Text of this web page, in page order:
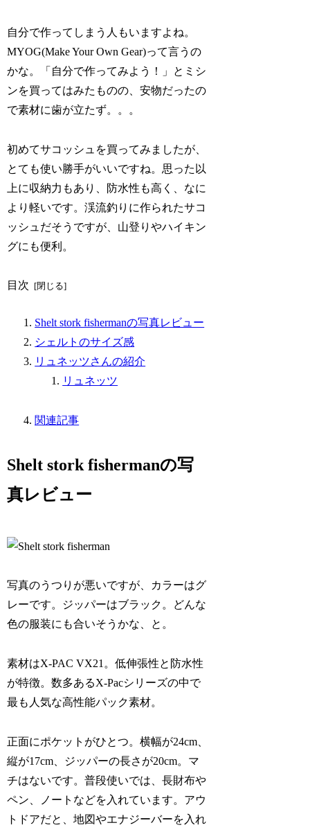
自分で作ってしまう人もいますよね。
MYOG(Make Your Own Gear)って言うの
かな。「自分で作ってみよう！」とミシ
ンを買ってはみたものの、安物だったの
で素材に歯が立たず。。。
初めてサコッシュを買ってみましたが、
とても使い勝手がいいですね。思った以
上に収納力もあり、防水性も高く、なに
より軽いです。渓流釣りに作られたサコ
ッシュだそうですが、山登りやハイキン
グにも便利。
目次
Shelt stork fishermanの写真レビュー
シェルトのサイズ感
リュネッツさんの紹介
リュネッツ
関連記事
Shelt stork fishermanの写
真レビュー
写真のうつりが悪いですが、カラーはグ
レーです。ジッパーはブラック。どんな
色の服装にも合いそうかな、と。
素材はX-PAC VX21。低伸張性と防水性
が特徴。数多あるX-Pacシリーズの中で
最も人気な高性能パック素材。
正面にポケットがひとつ。横幅が24cm、
縦が17cm、ジッパーの長さが20cm。マ
チはないです。普段使いでは、長財布や
ペン、ノートなどを入れています。アウ
トドアだと、地図やエナジーバーを入れ